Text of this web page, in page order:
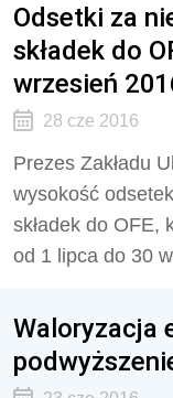
Odsetki za
składek do
wrzesień
28 cze 2016
Prezes Zakładu
wysokość
składek do OFE,
od 1 lipca do 30
Waloryzacja